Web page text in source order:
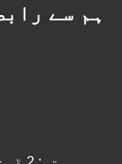
ہم سے